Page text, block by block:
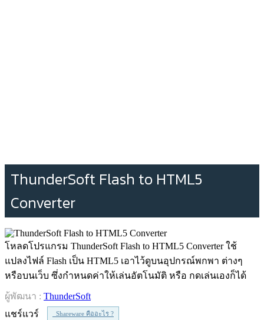
ThunderSoft Flash to HTML5
Converter
โหลดโปรแกรม ThunderSoft Flash to HTML5 Converter ใช้
แปลงไฟล์ Flash เป็น HTML5 เอาไว้ดูบนอุปกรณ์พกพา ต่างๆ
หรือบนเว็บ ซึ่งกำหนดค่าให้เล่นอัตโนมัติ หรือ กดเล่นเองก็ได้
ผู้พัฒนา : ThunderSoft
แชร์แวร์
Shareware คืออะไร ?